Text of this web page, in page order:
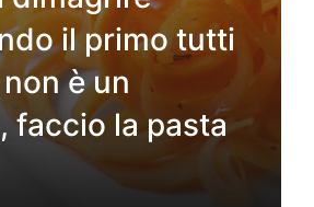
il primo tutti
è un
faccio la pasta